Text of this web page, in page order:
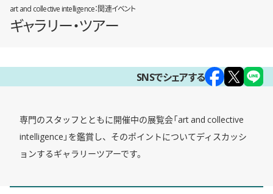
art and collective intelligence：関連イベント
ギャラリー・ツアー
SNSでシェアする
専門のスタッフとともに開催中の展覧会「art and collective
intelligence」を鑑賞し、そのポイントについてディスカッシ
ョンするギャラリーツアーです。